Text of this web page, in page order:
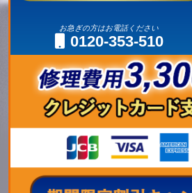
お急ぎの方はお電話ください
0120-353-510